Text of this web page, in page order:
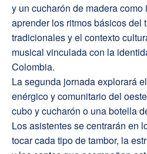
y un cucharón de madera como
aprender los ritmos básicos del
tradicionales y el contexto
musical vinculada con la
Colombia.
La segunda jornada explorará
enérgico y comunitario del
cubo y cucharón o una botella
Los asistentes se centrarán en
tocar cada tipo de tambor, la